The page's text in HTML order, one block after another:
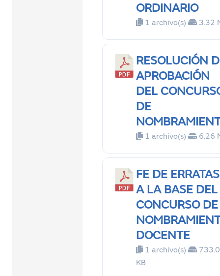
ORDINARIO
1 archivo(s) 3.32
RESOLUCIÓN
APROBACIÓN
DEL
DE
1 archivo(s) 6.26
FE DE ERRATAS
A LA BASE DEL
CONCURSO DE
DOCENTE
1 archivo(s)
KB